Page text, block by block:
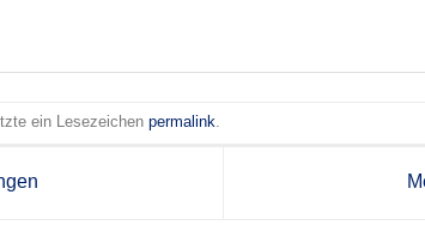
ein Lesezeichen permalink.